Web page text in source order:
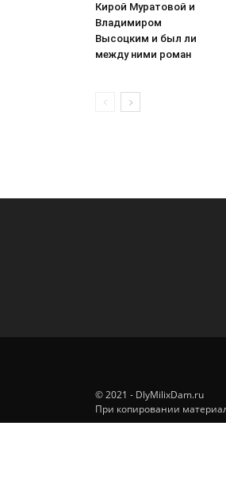
Кирой Муратовой и
Владимиром
Высоцким и был ли
между ними роман
© 2021 - DlyMilixDam.ru
При копировании